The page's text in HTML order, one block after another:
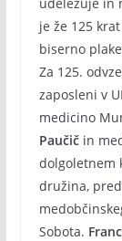
je že 125
biserno
Za 125.
zaposleni v
medicino
Paučičin
dolgoletnem
družina,
Sobota. Franc